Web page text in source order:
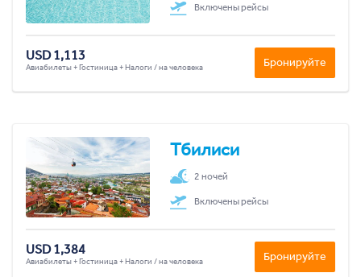
Включены рейсы
USD 1,113
Авиабилеты + Гостиница + Налоги / на человека Бронируйте
Тбилиси
2 ночей
Включены рейсы
USD 1,384
Авиабилеты + Гостиница + Налоги / на человека Бронируйте